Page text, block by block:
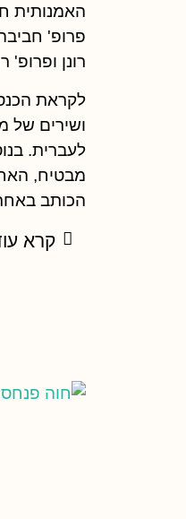
האמנותית
פרופ'
רונן ופרופ'
לקראת
ושירים של
לעברית.
מבטיח,
הכותב
קרא